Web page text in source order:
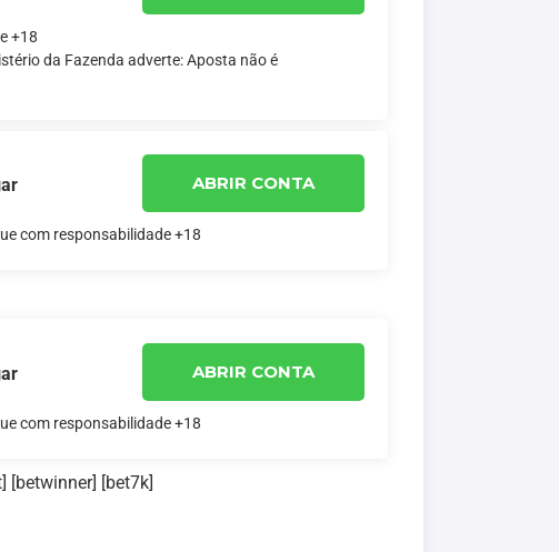
+18
da Fazenda adverte: Aposta não é
ABRIR CONTA
com responsabilidade +18
ABRIR CONTA
com responsabilidade +18
[betwinner] [bet7k]